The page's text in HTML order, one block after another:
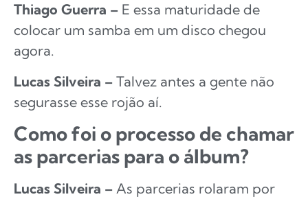
Thiago Guerra – E essa maturidade de
colocar um samba em um disco chegou
agora.
Lucas Silveira – Talvez antes a gente não
segurasse esse rojão aí.
Como foi o processo de chamar
as parcerias para o álbum?
Lucas Silveira – As parcerias rolaram por